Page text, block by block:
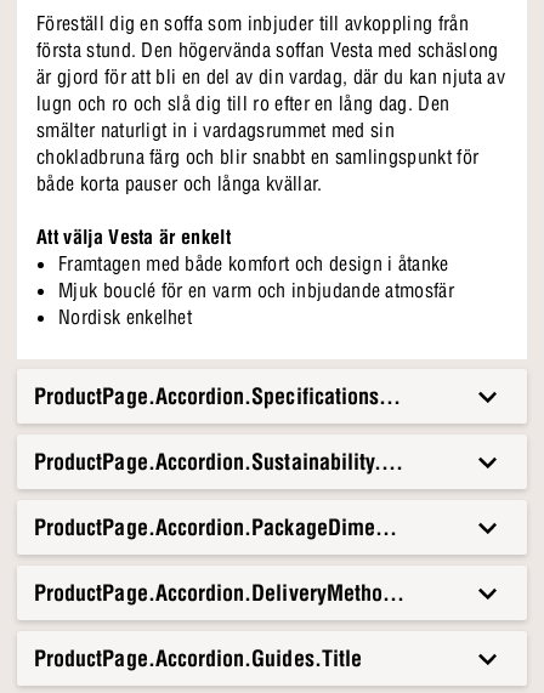
Föreställ dig en soffa som inbjuder till avkoppling från
första stund. Den högervända soffan Vesta med schäslong
är gjord för att bli en del av din vardag, där du kan njuta av
lugn och ro och slå dig till ro efter en lång dag. Den
smälter naturligt in i vardagsrummet med sin
chokladbruna färg och blir snabbt en samlingspunkt för
både korta pauser och långa kvällar.
Att välja Vesta är enkelt
Framtagen med både komfort och design i åtanke
Mjuk bouclé för en varm och inbjudande atmosfär
Nordisk enkelhet
ProductPage.Accordion.Specifications.Title
ProductPage.Accordion.Sustainability.Title
ProductPage.Accordion.DeliveryMethods.Title
ProductPage.Accordion.Guides.Title